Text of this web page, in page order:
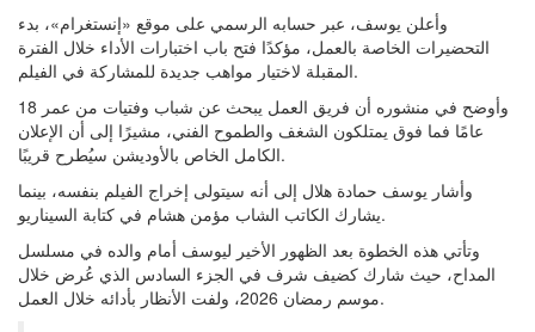
وأعلن يوسف، عبر حسابه الرسمي على موقع «إنستغرام»، بدء
التحضيرات الخاصة بالعمل، مؤكدًا فتح باب اختبارات الأداء خلال الفترة
المقبلة لاختيار مواهب جديدة للمشاركة في الفيلم.
وأوضح في منشوره أن فريق العمل يبحث عن شباب وفتيات من عمر 18
عامًا فما فوق يمتلكون الشغف والطموح الفني، مشيرًا إلى أن الإعلان
الكامل الخاص بالأوديشن سيُطرح قريبًا.
وأشار يوسف حمادة هلال إلى أنه سيتولى إخراج الفيلم بنفسه، بينما
يشارك الكاتب الشاب مؤمن هشام في كتابة السيناريو.
وتأتي هذه الخطوة بعد الظهور الأخير ليوسف أمام والده في مسلسل
المداح، حيث شارك كضيف شرف في الجزء السادس الذي عُرض خلال
موسم رمضان 2026، ولفت الأنظار بأدائه خلال العمل.